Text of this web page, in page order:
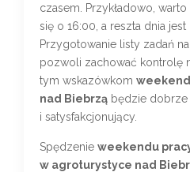
czasem. Przykładowo,
się o 16:00, a reszta dnia
Przygotowanie listy zadań
pozwoli zachować kontrolę
tym wskazówkom
nad Biebrzą będzie
i satysfakcjonujący.
Spędzenie weekendu
w agroturystyce nad